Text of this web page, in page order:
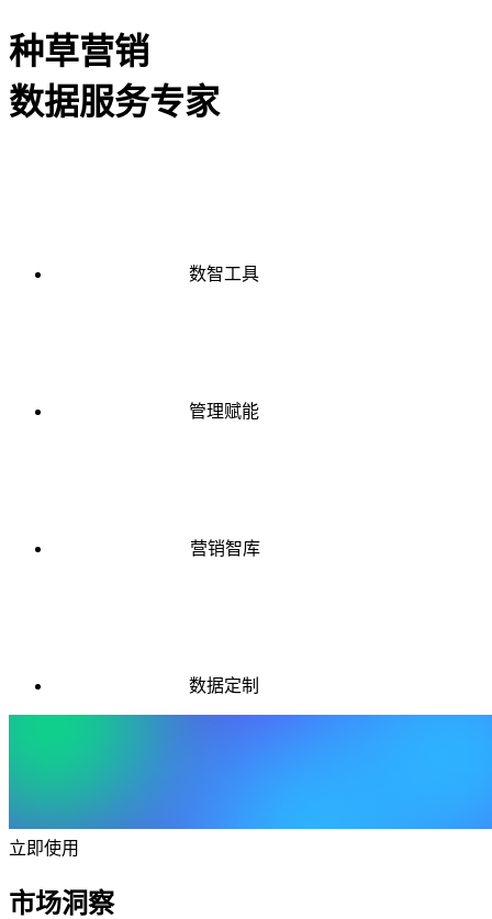
种草营销
数据服务专家
数智工具
管理赋能
营销智库
数据定制
立即使用
市场洞察